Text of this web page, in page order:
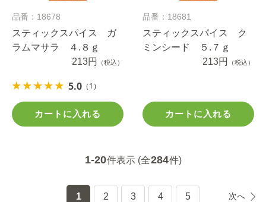
品番：18678
スティックスパイス ガ
ラムマサラ ４.８ｇ
213円
（税込）
5.0 （1）
カートに入れる
品番：18681
スティックスパイス ク
ミンシード ５.７ｇ
213円
（税込）
カートに入れる
1-20件表示 (全284件)
1 2 3 4 5 次へ